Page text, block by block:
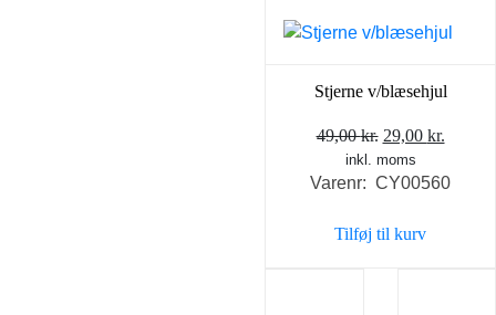
Stjerne v/blæsehjul
49,00kr. Den
oprindelige
pris
49,00 kr..
29,00 kr.
pris
inkl. moms
Varenr: CY00560
Tilføj til kurv